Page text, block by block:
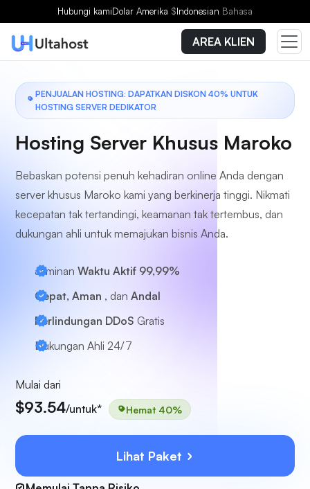
Hubungi kamiDolar Amerika $Indonesian Bahasa
AREA KLIEN
PENJUALAN HOSTING: DAPATKAN DISKON 40% UNTUK
HOSTING SERVER DEDIKATOR
Hosting Server Khusus Maroko
Bebaskan potensi penuh kehadiran online Anda dengan
server khusus Maroko kami yang berkinerja tinggi. Nikmati
kecepatan tak tertandingi, keamanan tak tertembus, dan
dukungan ahli untuk memajukan bisnis Anda.
Jaminan Waktu Aktif 99,99%
Cepat, Aman , dan Andal
Perlindungan DDoS Gratis
Dukungan Ahli 24/7
Mulai dari
$93.54/untuk* Hemat 40%
Lihat Paket